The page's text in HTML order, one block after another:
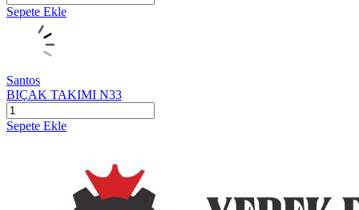
Sepete Ekle
Santos
BIÇAK TAKIMI N33
Sepete Ekle